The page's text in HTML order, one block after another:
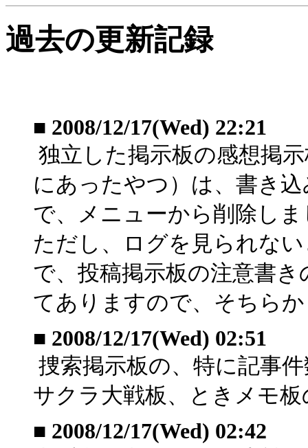
過去の更新記録
■ 2008/12/17(Wed) 22:21
独立した掲示板の感想掲
にあったやつ）は、書き
で、メニューから削除し
ただし、ログを見られな
で、投稿掲示板の注意書
てありますので、そちら
■ 2008/12/17(Wed) 02:51
捜索掲示板の、特に記事
サクラ大戦板、ときメモ
■ 2008/12/17(Wed) 02:42